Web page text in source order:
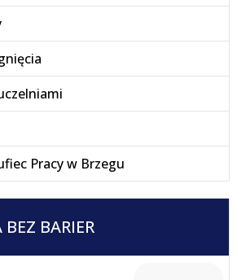
Pracy w Brzegu
BEZ BARIER